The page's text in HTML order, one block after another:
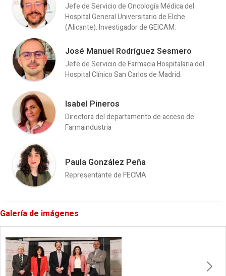
Jefe de Servicio de Oncología Médica del
Hospital General Universitario de Elche
(Alicante). Investigador de GEICAM.
José Manuel Rodríguez Sesmero
Jefe de Servicio de Farmacia Hospitalaria del
Hospital Clínico San Carlos de Madrid.
Isabel Pineros
Directora del departamento de acceso de
Farmaindustria
Paula González Peña
Representante de FECMA
Galería de imágenes